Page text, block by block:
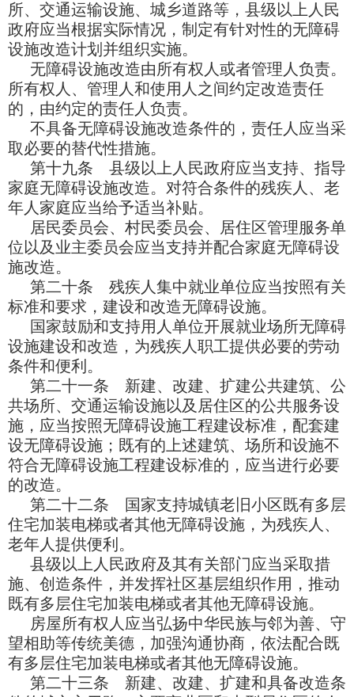
所、交通运输设施、城乡道路等，县级以上人民
政府应当根据实际情况，制定有针对性的无障碍
设施改造计划并组织实施。
无障碍设施改造由所有权人或者管理人负责。
所有权人、管理人和使用人之间约定改造责任
的，由约定的责任人负责。
不具备无障碍设施改造条件的，责任人应当采
取必要的替代性措施。
第十九条 县级以上人民政府应当支持、指导
家庭无障碍设施改造。对符合条件的残疾人、老
年人家庭应当给予适当补贴。
居民委员会、村民委员会、居住区管理服务单
位以及业主委员会应当支持并配合家庭无障碍设
施改造。
第二十条 残疾人集中就业单位应当按照有关
标准和要求，建设和改造无障碍设施。
国家鼓励和支持用人单位开展就业场所无障碍
设施建设和改造，为残疾人职工提供必要的劳动
条件和便利。
第二十一条 新建、改建、扩建公共建筑、公
共场所、交通运输设施以及居住区的公共服务设
施，应当按照无障碍设施工程建设标准，配套建
设无障碍设施；既有的上述建筑、场所和设施不
符合无障碍设施工程建设标准的，应当进行必要
的改造。
第二十二条 国家支持城镇老旧小区既有多层
住宅加装电梯或者其他无障碍设施，为残疾人、
老年人提供便利。
县级以上人民政府及其有关部门应当采取措
施、创造条件，并发挥社区基层组织作用，推动
既有多层住宅加装电梯或者其他无障碍设施。
房屋所有权人应当弘扬中华民族与邻为善、守
望相助等传统美德，加强沟通协商，依法配合既
有多层住宅加装电梯或者其他无障碍设施。
第二十三条 新建、改建、扩建和具备改造条